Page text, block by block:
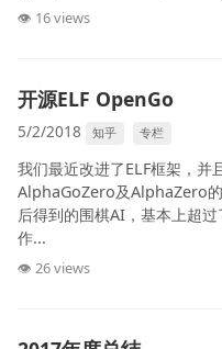
👁 16 views
开源ELF OpenGo
5/2/2018 知乎 专栏
我们最近改进了ELF框架，
AlphaGoZero及AlphaZero
后得到的围棋AI，基本上超
作...
👁 26 views